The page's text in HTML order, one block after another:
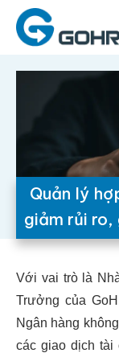
Quản lý
giảm rủi
Với vai trò là
Trưởng của
Ngân hàng
các giao dịch tài